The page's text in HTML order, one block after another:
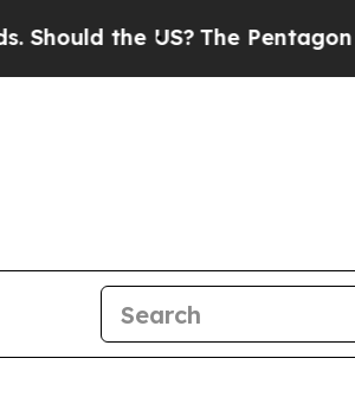
US?The Pentagon Is Posting